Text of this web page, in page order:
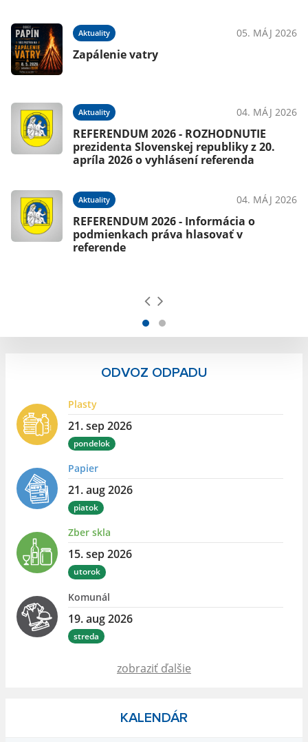
Aktuality 05. MÁJ 2026
Zapálenie vatry
Aktuality 04. MÁJ 2026
REFERENDUM 2026 - ROZHODNUTIE
prezidenta Slovenskej republiky z 20.
apríla 2026 o vyhlásení referenda
Aktuality 04. MÁJ 2026
REFERENDUM 2026 - Informácia o
podmienkach práva hlasovať v
referende
ODVOZ ODPADU
Plasty
21. sep 2026
pondelok
Papier
21. aug 2026
piatok
Zber skla
15. sep 2026
utorok
Komunál
19. aug 2026
streda
zobraziť ďalšie
KALENDÁR